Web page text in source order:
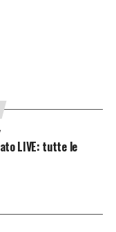
LIVE: tutte le